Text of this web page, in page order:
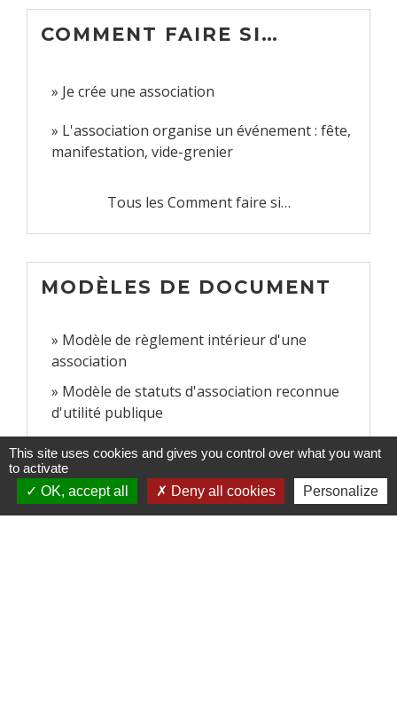
COMMENT FAIRE SI…
Je crée une association
L'association organise un événement : fête,
manifestation, vide-grenier
Tous les Comment faire si…
MODÈLES DE DOCUMENT
Modèle de règlement intérieur d'une
association
Modèle de statuts d'association reconnue
d'utilité publique
Attestation sur l'honneur d'un particulier de
non-participation à 2 autres ventes au
déballage
This site uses cookies and gives you control over what you want
to activate
OK, accept all
Deny all cookies Personalize